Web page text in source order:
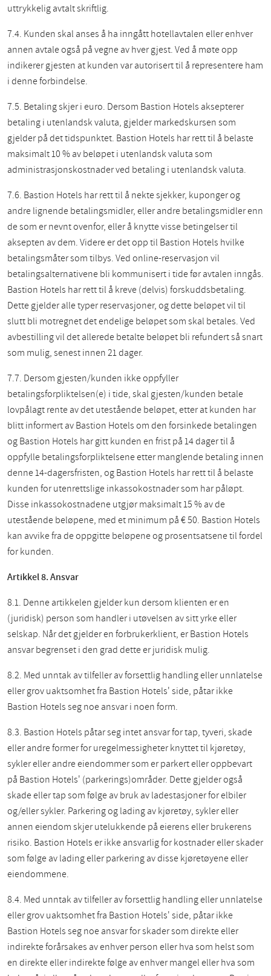
uttrykkelig avtalt skriftlig.
7.4. Kunden skal anses å ha inngått hotellavtalen eller enhver
annen avtale også på vegne av hver gjest. Ved å møte opp
indikerer gjesten at kunden var autorisert til å representere ham
i denne forbindelse.
7.5. Betaling skjer i euro. Dersom Bastion Hotels aksepterer
betaling i utenlandsk valuta, gjelder markedskursen som
gjelder på det tidspunktet. Bastion Hotels har rett til å belaste
maksimalt 10 % av beløpet i utenlandsk valuta som
administrasjonskostnader ved betaling i utenlandsk valuta.
7.6. Bastion Hotels har rett til å nekte sjekker, kuponger og
andre lignende betalingsmidler, eller andre betalingsmidler enn
de som er nevnt ovenfor, eller å knytte visse betingelser til
aksepten av dem. Videre er det opp til Bastion Hotels hvilke
betalingsmåter som tilbys. Ved online-reservasjon vil
betalingsalternativene bli kommunisert i tide før avtalen inngås.
Bastion Hotels har rett til å kreve (delvis) forskuddsbetaling.
Dette gjelder alle typer reservasjoner, og dette beløpet vil til
slutt bli motregnet det endelige beløpet som skal betales. Ved
avbestilling vil det allerede betalte beløpet bli refundert så snart
som mulig, senest innen 21 dager.
7.7. Dersom gjesten/kunden ikke oppfyller
betalingsforpliktelsen(e) i tide, skal gjesten/kunden betale
lovpålagt rente av det utestående beløpet, etter at kunden har
blitt informert av Bastion Hotels om den forsinkede betalingen
og Bastion Hotels har gitt kunden en frist på 14 dager til å
oppfylle betalingsforpliktelsene etter manglende betaling innen
denne 14-dagersfristen, og Bastion Hotels har rett til å belaste
kunden for utenrettslige inkassokostnader som har påløpt.
Disse inkassokostnadene utgjør maksimalt 15 % av de
utestående beløpene, med et minimum på € 50. Bastion Hotels
kan avvike fra de oppgitte beløpene og prosentsatsene til fordel
for kunden.
Artikkel 8. Ansvar
8.1. Denne artikkelen gjelder kun dersom klienten er en
(juridisk) person som handler i utøvelsen av sitt yrke eller
selskap. Når det gjelder en forbrukerklient, er Bastion Hotels
ansvar begrenset i den grad dette er juridisk mulig.
8.2. Med unntak av tilfeller av forsettlig handling eller unnlatelse
eller grov uaktsomhet fra Bastion Hotels' side, påtar ikke
Bastion Hotels seg noe ansvar i noen form.
8.3. Bastion Hotels påtar seg intet ansvar for tap, tyveri, skade
eller andre former for uregelmessigheter knyttet til kjøretøy,
sykler eller andre eiendommer som er parkert eller oppbevart
på Bastion Hotels' (parkerings)områder. Dette gjelder også
skade eller tap som følge av bruk av ladestasjoner for elbiler
og/eller sykler. Parkering og lading av kjøretøy, sykler eller
annen eiendom skjer utelukkende på eierens eller brukerens
risiko. Bastion Hotels er ikke ansvarlig for kostnader eller skader
som følge av lading eller parkering av disse kjøretøyene eller
eiendommene.
8.4. Med unntak av tilfeller av forsettlig handling eller unnlatelse
eller grov uaktsomhet fra Bastion Hotels' side, påtar ikke
Bastion Hotels seg noe ansvar for skader som direkte eller
indirekte forårsakes av enhver person eller hva som helst som
en direkte eller indirekte følge av enhver mangel eller hva som